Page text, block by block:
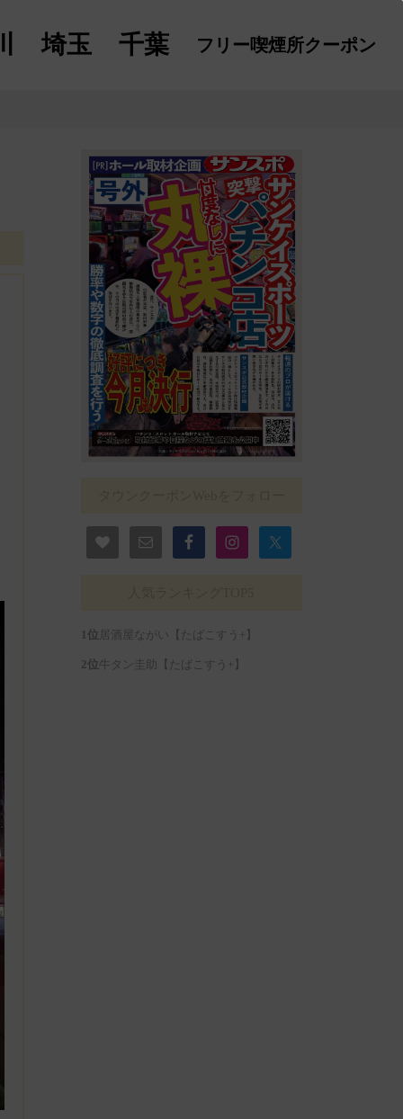
埼玉 千葉 フリー喫煙所クーポン
居酒屋ながい【たばこすう+】
牛タン圭助【たばこすう+】